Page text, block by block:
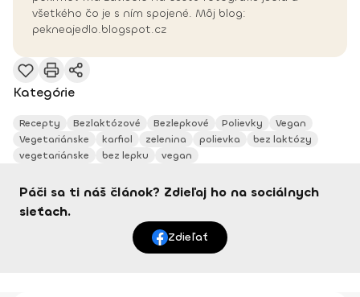
všetkého čo je s ním spojené. Môj blog:
pekneajedlo.blogspot.cz
Kategórie
Recepty Bezlaktózové Bezlepkové Polievky
Vegan
Vegetariánske
karfiol zelenina polievka
bez laktózy
vegetariánske
bez lepku vegan
Páči sa ti náš článok? Zdieľaj ho na sociálnych
sieťach.
Zdieľať